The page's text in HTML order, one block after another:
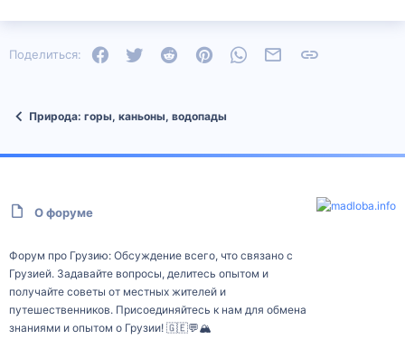
Поделиться: FacebookTwitter Reddit PinterestWhatsAppЭлектронная почта
Природа: горы, каньоны, водопады
О форуме
Форум про Грузию: Обсуждение всего, что связано с
Грузией. Задавайте вопросы, делитесь опытом и
получайте советы от местных жителей и
путешественников. Присоединяйтесь к нам для обмена
знаниями и опытом о Грузии! 🇬🇪💬🏔️